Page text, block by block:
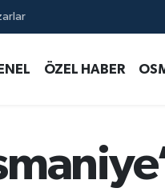
ÖZEL HABER